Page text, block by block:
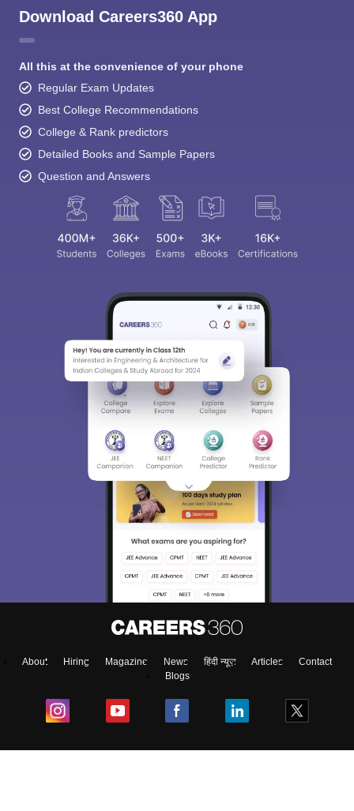
Download Careers360 App
All this at the convenience of your phone
Regular Exam Updates
Best College Recommendations
College & Rank predictors
Detailed Books and Sample Papers
Question and Answers
About Hiring Magazine News हिंदी न्यूज़ Articles
Contact
Blogs